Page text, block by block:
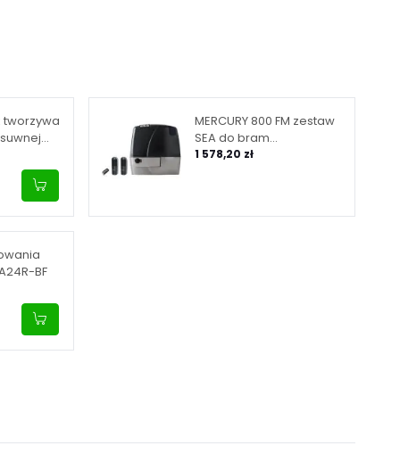
tworzywa
800 kg
MERCURY 800 FM zestaw
SEA do bram
przesuwnych o
1 578,20 zł
BF